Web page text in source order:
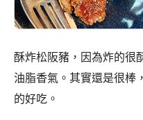
酥炸松阪豬，因為炸的很
油脂香氣。其實還是很棒
的好吃。